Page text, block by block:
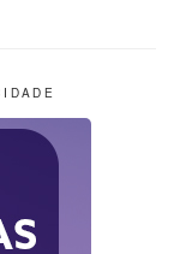
D A D E